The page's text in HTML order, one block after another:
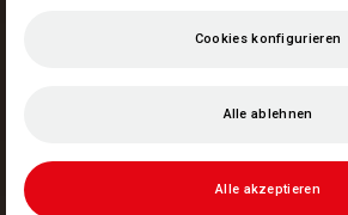
Cookies konfigurieren
Alle ablehnen
Alle akzeptieren